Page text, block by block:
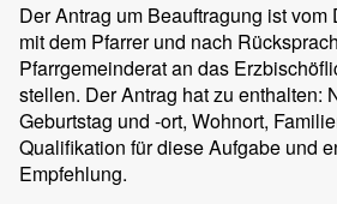
Der Antrag um Beauftragung ist
mit dem Pfarrer und nach
Pfarrgemeinderat an das
stellen. Der Antrag hat zu enthalten:
Geburtstag und -ort, Wohnort,
Qualifikation für diese Aufgabe und
Empfehlung.